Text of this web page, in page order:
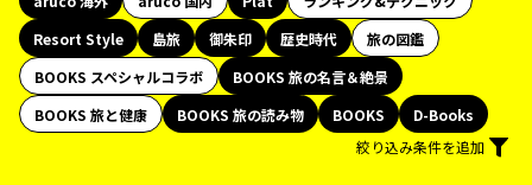
Resort Style
島旅 御朱印 歴史時代
旅の図鑑
BOOKS スペシャルコラボ
BOOKS 旅の名言＆絶景
BOOKS 旅と健康
BOOKS 旅の読み物 BOOKS
D-Books
絞り込み条件を追加